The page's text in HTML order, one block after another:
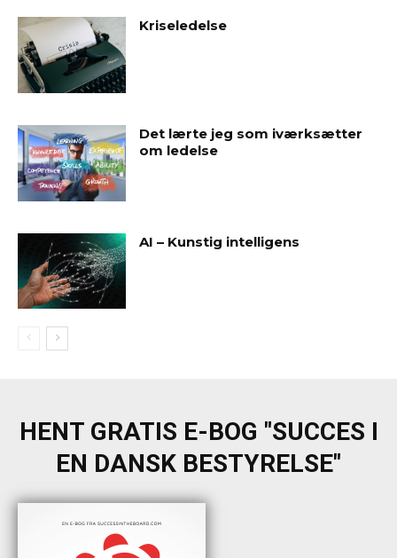
Kriseledelse
Det lærte jeg som iværksætter
om ledelse
AI – Kunstig intelligens
HENT GRATIS E-BOG "SUCCES I
EN DANSK BESTYRELSE"